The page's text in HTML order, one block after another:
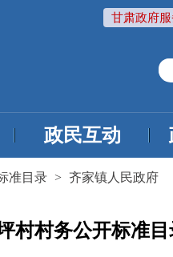
甘肃政府
政民互动
准目录 > 齐家镇人民政府
村村务公开标准目